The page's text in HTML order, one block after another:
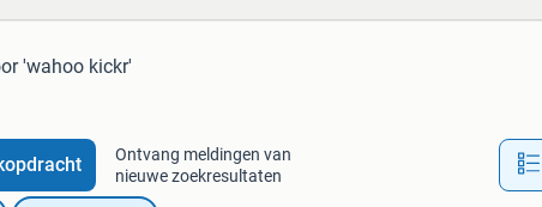
'wahoo kickr'
Ontvang meldingen van
nieuwe zoekresultaten